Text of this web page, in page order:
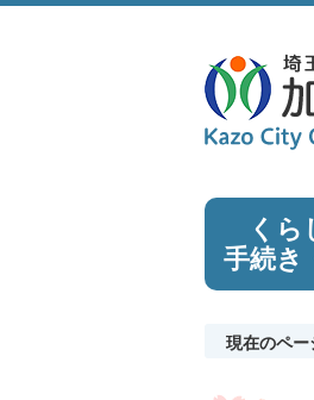
くら
手続き
現在のペー